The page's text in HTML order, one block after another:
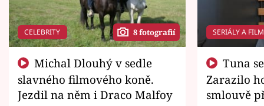
CELEBRITY 8 fotografií
slavného filmového koně.
Jezdil na něm i Draco Malfoy
SERIÁLY A
Zarazilo
smlouvě